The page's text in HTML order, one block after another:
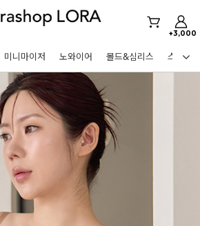
+3,000
HOT KEYWORDS
아이엠로라
노와이어
르미스떼르
미니마이저
스포츠브라
노와이어
미니마이저 노와이어 몰드&심리스 스포츠